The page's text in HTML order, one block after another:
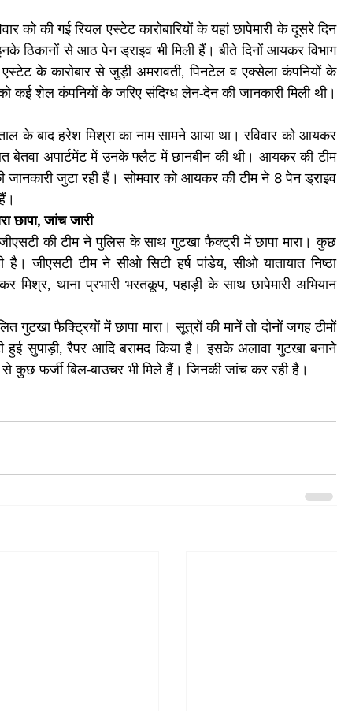
को की गई रियल एस्टेट कारोबारियों के यहां छापेमारी के दूसरे दिन
ठिकानों से आठ पेन ड्राइव भी मिली हैं। बीते दिनों आयकर विभाग
के कारोबार से जुड़ी अमरावती, पिनटेल व एक्सेला कंपनियों के
को कई शेल कंपनियों के जरिए संदिग्ध लेन-देन की जानकारी मिली थी।
के बाद हरेश मिश्रा का नाम सामने आया था। रविवार को आयकर
बेतवा अपार्टमेंट में उनके फ्लैट में छानबीन की थी। आयकर की टीम
जुटा रही हैं। सोमवार को आयकर की टीम ने 8 पेन ड्राइव
छापा, जांच जारी
की टीम ने पुलिस के साथ गुटखा फैक्ट्री में छापा मारा। कुछ
जीएसटी टीम ने सीओ सिटी हर्ष पांडेय, सीओ यातायात निष्ठा
मिश्र, थाना प्रभारी भरतकूप, पहाड़ी के साथ छापेमारी अभियान
गुटखा फैक्ट्रियों में छापा मारा। सूत्रों की मानें तो दोनों जगह टीमों
हुई सुपाड़ी, रैपर आदि बरामद किया है। इसके अलावा गुटखा बनाने
कुछ फर्जी बिल-बाउचर भी मिले हैं। जिनकी जांच कर रही है।